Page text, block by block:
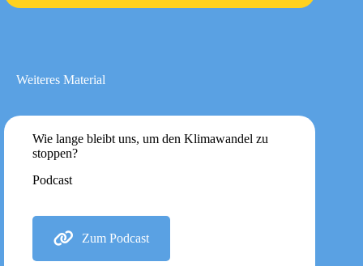
Weiteres Material
Wie lange bleibt uns, um den Klimawandel zu
stoppen?
Podcast
Zum Podcast